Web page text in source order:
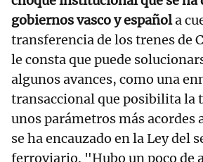
gobiernos vasco y española
transferencia de los trenes de
le consta que puede
algunos avances, como una
transaccional que posibilita la
unos parámetros más acordes
se ha encauzado en la Ley del
ferroviario. "Hubo un poco de